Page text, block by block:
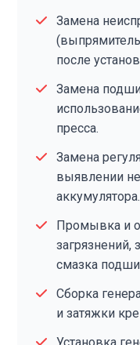
Замена
после
Замена
пресса.
Замена
выявлении
аккумулятора.
Промывка и
загрязнений,
смазка
Сборка
и затяжки